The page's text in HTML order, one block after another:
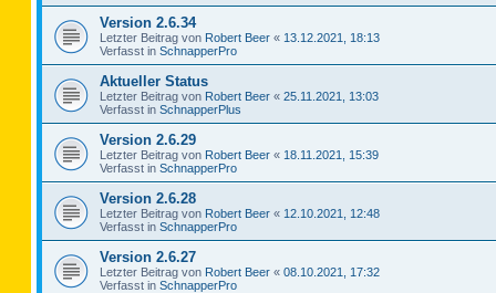
Version 2.6.34
Letzter Beitrag von Robert Beer « 13.12.2021, 18:13
Verfasst in SchnapperPro
Aktueller Status
Letzter Beitrag von Robert Beer « 25.11.2021, 13:03
Verfasst in SchnapperPlus
Version 2.6.29
Letzter Beitrag von Robert Beer « 18.11.2021, 15:39
Verfasst in SchnapperPro
Version 2.6.28
Letzter Beitrag von Robert Beer « 12.10.2021, 12:48
Verfasst in SchnapperPro
Version 2.6.27
Letzter Beitrag von Robert Beer « 08.10.2021, 17:32
Verfasst in SchnapperPro